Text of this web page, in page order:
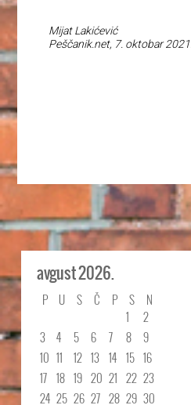
Mijat Lakićević
Peščanik.net, 7. oktobar 2021.
avgust 2026.
P U S Č P S
N
1
2
3
4 5 6 7 8
9
10 11 12 13 14 15 16
17 18 19 20 21 22 23
24 25 26 27 28 29 30